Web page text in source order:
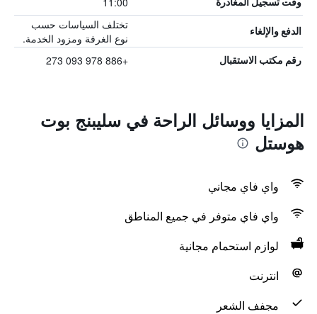
الدفع والإلغاء
تختلف السياسات حسب
نوع الغرفة ومزود الخدمة.
رقم مكتب الاستقبال +886 978 093 273
المزايا ووسائل الراحة في سليبنج بوت
هوستل
واي فاي مجاني
واي فاي متوفر في جميع المناطق
لوازم استحمام مجانية
انترنت
مجفف الشعر